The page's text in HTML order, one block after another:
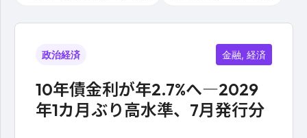
政治経済 金融, 経済
10年債金利が年2.7%へ―2029
年1カ月ぶり高水準、7月発行分